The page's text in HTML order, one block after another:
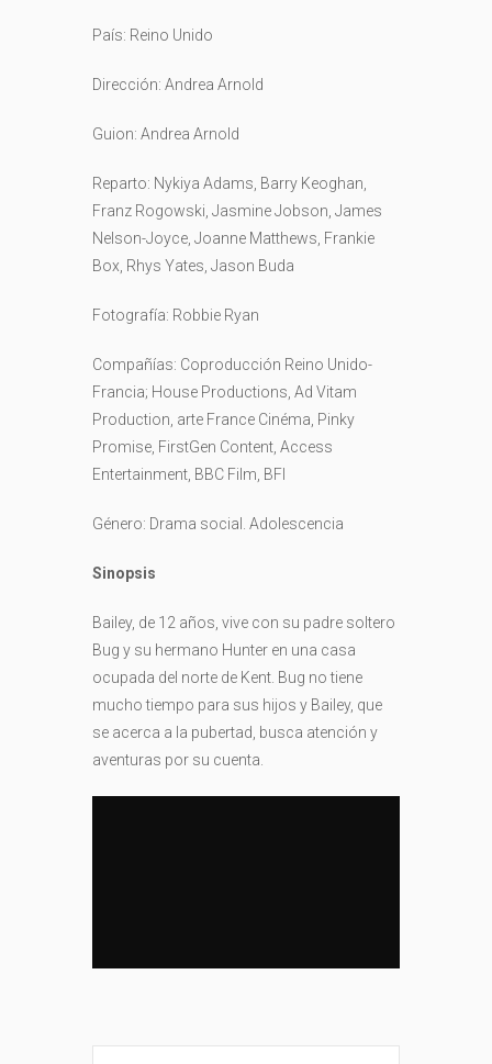
País: Reino Unido
Dirección: Andrea Arnold
Guion: Andrea Arnold
Reparto: Nykiya Adams, Barry Keoghan,
Franz Rogowski, Jasmine Jobson, James
Nelson-Joyce, Joanne Matthews, Frankie
Box, Rhys Yates, Jason Buda
Fotografía: Robbie Ryan
Compañías: Coproducción Reino Unido-
Francia; House Productions, Ad Vitam
Production, arte France Cinéma, Pinky
Promise, FirstGen Content, Access
Entertainment, BBC Film, BFI
Género: Drama social. Adolescencia
Sinopsis
Bailey, de 12 años, vive con su padre soltero
Bug y su hermano Hunter en una casa
ocupada del norte de Kent. Bug no tiene
mucho tiempo para sus hijos y Bailey, que
se acerca a la pubertad, busca atención y
aventuras por su cuenta.